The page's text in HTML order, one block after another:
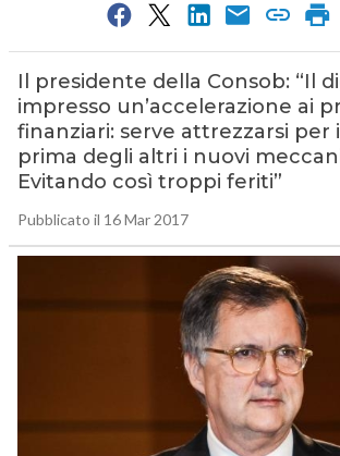
Il presidente della Consob: “Il
impresso un’accelerazione ai
finanziari: serve attrezzarsi
prima degli altri i nuovi
Evitando così troppi feriti”
Pubblicato il 16 Mar 2017